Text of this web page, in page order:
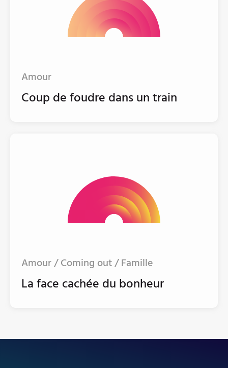
Amour
Coup de foudre dans un train
Amour / Coming out / Famille
La face cachée du bonheur